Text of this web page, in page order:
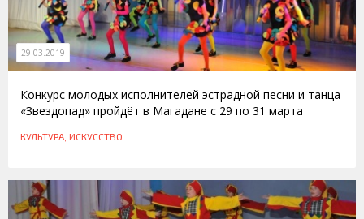
29.03.2019
Конкурс молодых исполнителей эстрадной песни и танца
«Звездопад» пройдёт в Магадане с 29 по 31 марта
КУЛЬТУРА, ИСКУССТВО